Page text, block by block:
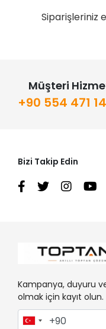
Siparişleriniz
Müşteri
+90 554 471
Bizi Takip Edin
Kampanya, duyuru
olmak için kayıt olun.